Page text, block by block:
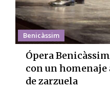
Benicàssim
Ópera
con un homenaje
de zarzuela